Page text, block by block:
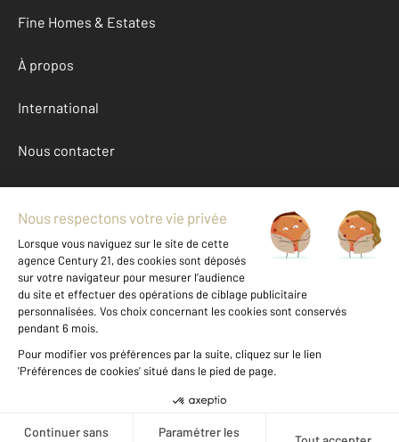
Fine Homes & Estates
À propos
International
Nous contacter
Mentions légales & CGU et Barèmes d'honoraires
Données personnelles
Gestionnaire des cookies
Achat maison autour de LE CATELET (02420)